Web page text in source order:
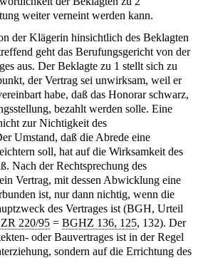
weiter verneint werden kann.
der Klägerin hinsichtlich des Beklagten
geht das Berufungsgericht von der
aus. Der Beklagte zu 1 stellt sich zu
der Vertrag sei unwirksam, weil er
habe, daß das Honorar schwarz,
bezahlt werden solle. Eine
zur Nichtigkeit des
Umstand, daß die Abrede eine
soll, hat auf die Wirksamkeit des
Nach der Rechtsprechung des
Vertrag, mit dessen Abwicklung eine
ist, nur dann nichtig, wenn die
des Vertrages ist (BGH, Urteil
220/95 = BGHZ 136, 125, 132). Der
oder Bauvertrages ist in der Regel
sondern auf die Errichtung des